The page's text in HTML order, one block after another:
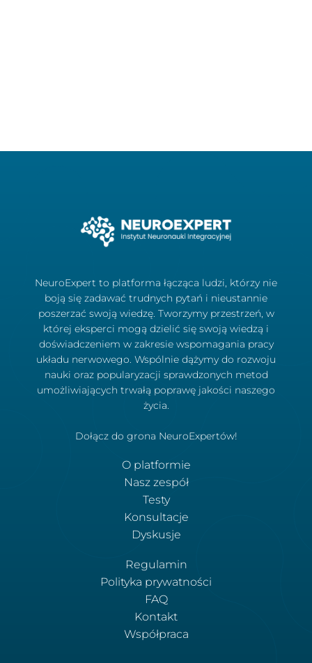
NeuroExpert to platforma łącząca ludzi, którzy nie
boją się zadawać trudnych pytań i nieustannie
poszerzać swoją wiedzę. Tworzymy przestrzeń, w
której eksperci mogą dzielić się swoją wiedzą i
doświadczeniem w zakresie wspomagania pracy
układu nerwowego. Wspólnie dążymy do rozwoju
nauki oraz popularyzacji sprawdzonych metod
umożliwiających trwałą poprawę jakości naszego
życia.
Dołącz do grona NeuroExpertów!
O platformie
Nasz zespół
Testy
Konsultacje
Dyskusje
Regulamin
Polityka prywatności
FAQ
Kontakt
Współpraca